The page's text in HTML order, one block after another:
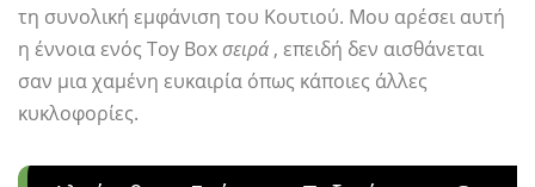
τη συνολική εμφάνιση του Κουτιού. Μου αρέσει αυτή
η έννοια ενός Toy Boxσειρά , επειδή δεν αισθάνεται
σαν μια χαμένη ευκαιρία όπως κάποιες άλλες
κυκλοφορίες.